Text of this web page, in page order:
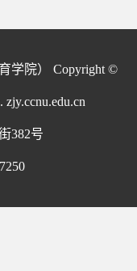
学院） Copyright ©
382号